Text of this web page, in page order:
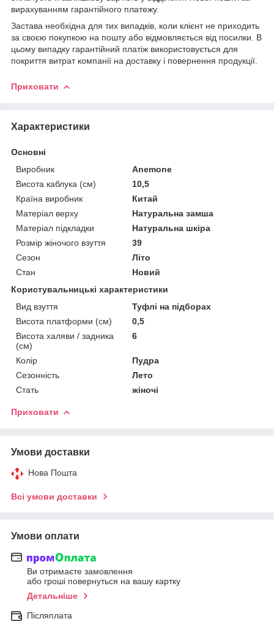
вирахуванням гарантійного платежу.
Застава необхідна для тих випадків, коли клієнт не приходить
за своєю покупкою на пошту або відмовляється від посилки. В
цьому випадку гарантійний платіж використовується для
покриття витрат компанії на доставку і повернення продукції.
Приховати
Характеристики
Основні
Виробник
Anemone
Висота каблука (см)
10,5
Країна виробник
Китай
Матеріал верху
Натуральна замша
Матеріал підкладки
Натуральна шкіра
Розмір жіночого взуття
39
Сезон
Літо
Стан
Новий
Користувальницькі характеристики
Вид взуття
Туфлі на підборах
Висота платформи (см)
0,5
Висота халяви / задника
(см)
6
Колір
Пудра
Сезонність
Лето
Стать
жіночі
Приховати
Умови доставки
Нова Пошта
Всі умови доставки
Умови оплати
Ви отримаєте замовлення
або гроші повернуться на вашу картку
Детальніше
Післяплата